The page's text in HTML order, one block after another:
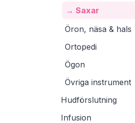
→ Saxar
Öron, näsa & hals
Ortopedi
Ögon
Övriga instrument
Hudförslutning
Infusion